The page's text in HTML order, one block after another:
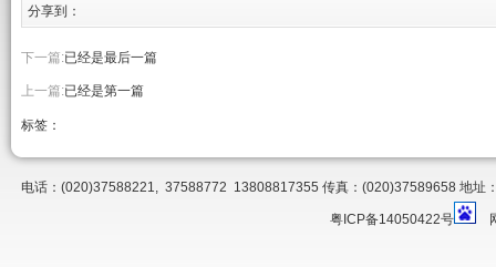
分享到：
下一篇:已经是最后一篇
上一篇:已经是第一篇
标签：
电话：(020)37588221, 37588772 13808817355 传真：(020)37589658 地址
粤ICP备14050422号